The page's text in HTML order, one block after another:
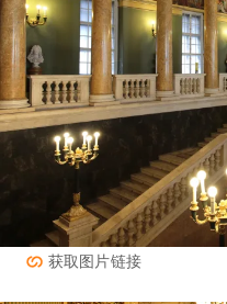
获取图片链接